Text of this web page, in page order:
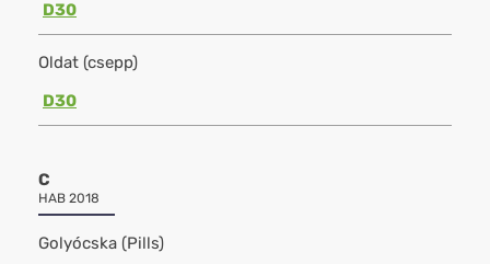
D30
Oldat (csepp)
D30
C
HAB 2018
Golyócska (Pills)